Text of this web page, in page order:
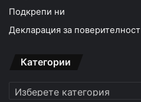
Подкрепи ни
Декларация за поверителност
Категории
Категории